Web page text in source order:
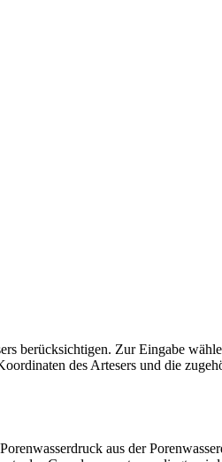
berücksichtigen. Zur Eingabe
des Artesers und die
aus der